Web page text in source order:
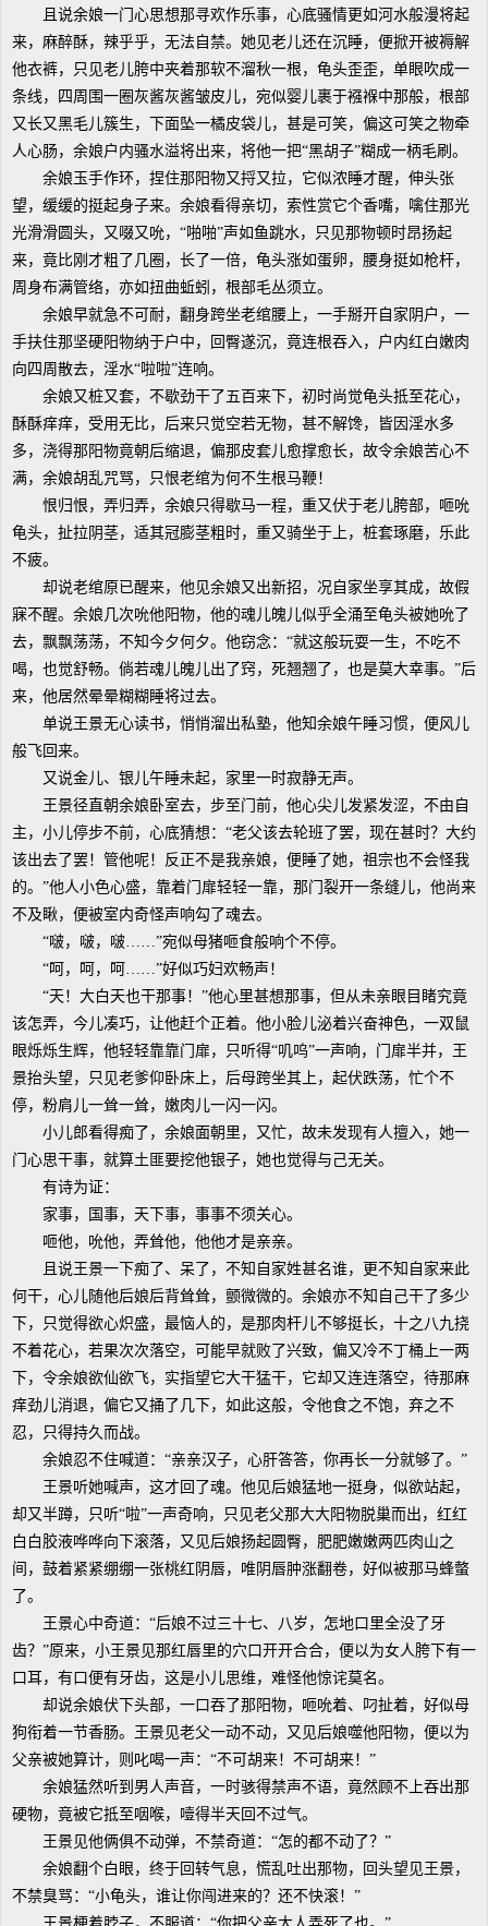
且说余娘一门心思想那寻欢作乐事，心底骚情更如河水般漫将起
来，麻醉酥，辣乎乎，无法自禁。她见老儿还在沉睡，便掀开被褥解
他衣裤，只见老儿胯中夹着那软不溜秋一根，龟头歪歪，单眼吹成一
条线，四周围一圈灰酱灰酱皱皮儿，宛似婴儿裹于襁褓中那般，根部
又长又黑毛儿簇生，下面坠一橘皮袋儿，甚是可笑，偏这可笑之物牵
人心肠，余娘户内骚水溢将出来，将他一把“黑胡子”糊成一柄毛刷。
余娘玉手作环，捏住那阳物又捋又拉，它似浓睡才醒，伸头张
望，缓缓的挺起身子来。余娘看得亲切，索性赏它个香嘴，噙住那光
光滑滑圆头，又啜又吮，“啪啪”声如鱼跳水，只见那物顿时昂扬起
来，竟比刚才粗了几圈，长了一倍，龟头涨如蛋卵，腰身挺如枪杆，
周身布满管络，亦如扭曲蚯蚓，根部毛丛须立。
余娘早就急不可耐，翻身跨坐老绾腰上，一手掰开自家阴户，一
手扶住那坚硬阳物纳于户中，回臀遂沉，竟连根吞入，户内红白嫩肉
向四周散去，淫水“啦啦”连响。
余娘又桩又套，不歇劲干了五百来下，初时尚觉龟头抵至花心，
酥酥痒痒，受用无比，后来只觉空若无物，甚不解馋，皆因淫水多
多，浇得那阳物竟朝后缩退，偏那皮套儿愈撑愈长，故令余娘苦心不
满，余娘胡乱咒骂，只恨老绾为何不生根马鞭！
恨归恨，弄归弄，余娘只得歇马一程，重又伏于老儿胯部，咂吮
龟头，扯拉阴茎，适其冠膨茎粗时，重又骑坐于上，桩套琢磨，乐此
不疲。
却说老绾原已醒来，他见余娘又出新招，况自家坐享其成，故假
寐不醒。余娘几次吮他阳物，他的魂儿魄儿似乎全涌至龟头被她吮了
去，飘飘荡荡，不知今夕何夕。他窃念：“就这般玩耍一生，不吃不
喝，也觉舒畅。倘若魂儿魄儿出了窍，死翘翘了，也是莫大幸事。”后
来，他居然晕晕糊糊睡将过去。
单说王景无心读书，悄悄溜出私塾，他知余娘午睡习惯，便风儿
般飞回来。
又说金儿、银儿午睡未起，家里一时寂静无声。
王景径直朝余娘卧室去，步至门前，他心尖儿发紧发涩，不由自
主，小儿停步不前，心底猜想：“老父该去轮班了罢，现在甚时？大约
该出去了罢！管他呢！反正不是我亲娘，便睡了她，祖宗也不会怪我
的。”他人小色心盛，靠着门扉轻轻一靠，那门裂开一条缝儿，他尚来
不及瞅，便被室内奇怪声响勾了魂去。
“啵，啵，啵……”宛似母猪咂食般响个不停。
“呵，呵，呵……”好似巧妇欢畅声！
“天！大白天也干那事！”他心里甚想那事，但从未亲眼目睹究竟
该怎弄，今儿凑巧，让他赶个正着。他小脸儿泌着兴奋神色，一双鼠
眼烁烁生辉，他轻轻靠靠门扉，只听得“叽呜”一声响，门扉半并，王
景抬头望，只见老爹仰卧床上，后母跨坐其上，起伏跌荡，忙个不
停，粉肩儿一耸一耸，嫩肉儿一闪一闪。
小儿郎看得痴了，余娘面朝里，又忙，故未发现有人擅入，她一
门心思干事，就算土匪要挖他银子，她也觉得与己无关。
有诗为证：
家事，国事，天下事，事事不须关心。
咂他，吮他，弄耸他，他他才是亲亲。
且说王景一下痴了、呆了，不知自家姓甚名谁，更不知自家来此
何干，心儿随他后娘后背耸耸，颤微微的。余娘亦不知自己干了多少
下，只觉得欲心炽盛，最恼人的，是那肉杆儿不够挺长，十之八九挠
不着花心，若果次次落空，可能早就败了兴致，偏又冷不丁桶上一两
下，令余娘欲仙欲飞，实指望它大干猛干，它却又连连落空，待那麻
痒劲儿消退，偏它又捅了几下，如此这般，令他食之不饱，弃之不
忍，只得持久而战。
余娘忍不住喊道：“亲亲汉子，心肝答答，你再长一分就够了。”
王景听她喊声，这才回了魂。他见后娘猛地一挺身，似欲站起，
却又半蹲，只听“啦”一声奇响，只见老父那大大阳物脱巢而出，红红
白白胶液哗哗向下滚落，又见后娘扬起圆臀，肥肥嫩嫩两匹肉山之
间，鼓着紧紧绷绷一张桃红阴唇，唯阴唇肿涨翻卷，好似被那马蜂螫
了。
王景心中奇道：“后娘不过三十七、八岁，怎地口里全没了牙
齿？”原来，小王景见那红唇里的穴口开开合合，便以为女人胯下有一
口耳，有口便有牙齿，这是小儿思维，难怪他惊诧莫名。
却说余娘伏下头部，一口吞了那阳物，咂吮着、叼扯着，好似母
狗衔着一节香肠。王景见老父一动不动，又见后娘噬他阳物，便以为
父亲被她算计，则叱喝一声：“不可胡来！不可胡来！”
余娘猛然听到男人声音，一时骇得禁声不语，竟然顾不上吞出那
硬物，竟被它抵至咽喉，噎得半天回不过气。
王景见他俩俱不动弹，不禁奇道：“怎的都不动了？”
余娘翻个白眼，终于回转气息，慌乱吐出那物，回头望见王景，
不禁臭骂：“小龟头，谁让你闯进来的？还不快滚！”